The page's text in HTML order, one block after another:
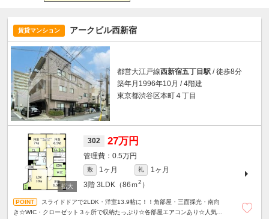
賃貸マンション アークビル西新宿
都営大江戸線西新宿五丁目駅 / 徒歩8分
築年月1996年10月 / 4階建
東京都渋谷区本町４丁目
302 27万円
0.5万円
敷 1ヶ月 礼
1ヶ月
3階 3LDK（86ｍ2 ）
スライドドアで2LDK・洋室13.9帖に！！角部屋・三面採光・南向
き☆WIC・クローゼット３ヶ所で収納たっぷり☆各部屋エアコンあり☆人気の